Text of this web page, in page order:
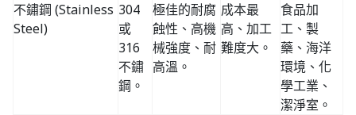
不鏽鋼 (Stainless
Steel)
304
或
316
不鏽
鋼。
極佳的耐腐
蝕性、高機
械強度、耐
高溫。
成本最
高、加工
難度大。
食品加
工、製
藥、海洋
環境、化
學工業、
潔淨室。